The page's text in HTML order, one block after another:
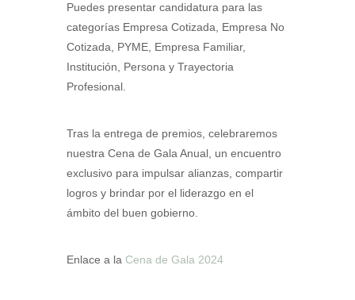
Puedes presentar candidatura para las
categorías Empresa Cotizada, Empresa No
Cotizada, PYME, Empresa Familiar,
Institución, Persona y Trayectoria
Profesional.
Tras la entrega de premios, celebraremos
nuestra Cena de Gala Anual, un encuentro
exclusivo para impulsar alianzas, compartir
logros y brindar por el liderazgo en el
ámbito del buen gobierno.
Enlace a la Cena de Gala 2024